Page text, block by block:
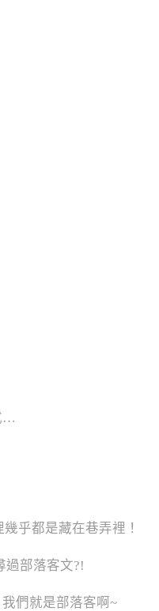
…
乎都是藏在巷弄裡！
過部落客文?!
們就是部落客啊~